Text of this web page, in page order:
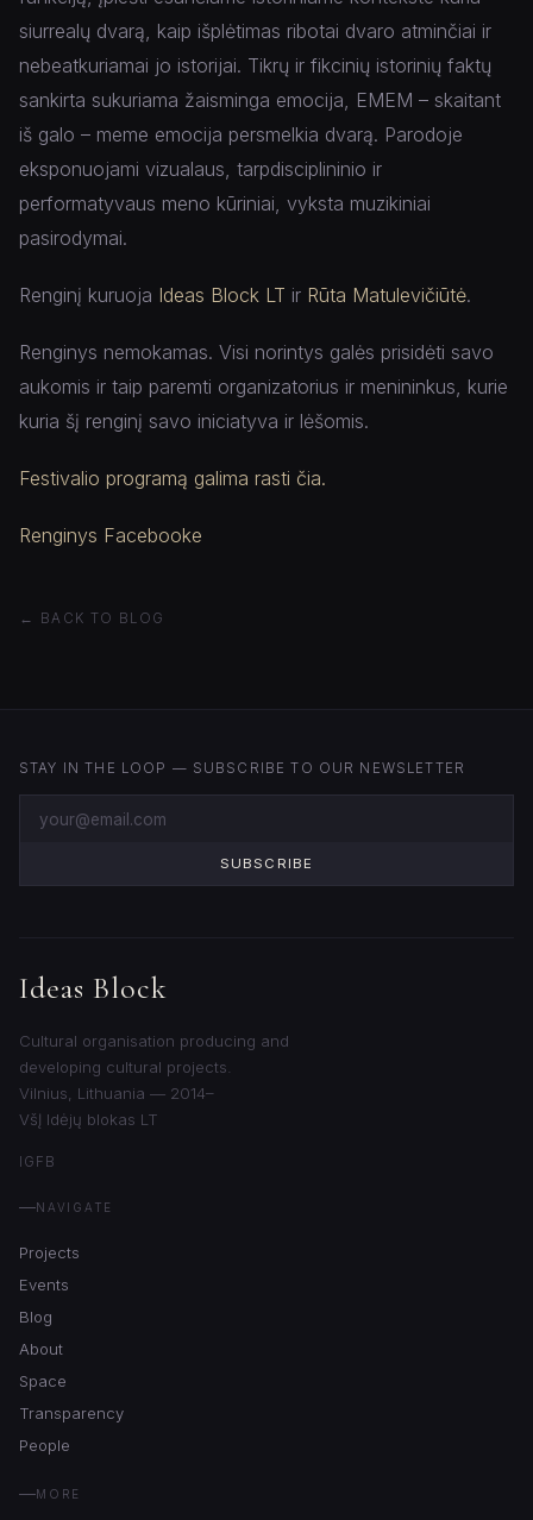
siurrealų dvarą, kaip išplėtimas ribotai dvaro atminčiai ir
nebeatkuriamai jo istorijai. Tikrų ir fikcinių istorinių faktų
sankirta sukuriama žaisminga emocija, EMEM – skaitant
iš galo – meme emocija persmelkia dvarą. Parodoje
eksponuojami vizualaus, tarpdisciplininio ir
performatyvaus meno kūriniai, vyksta muzikiniai
pasirodymai.
Renginį kuruoja Ideas Block LT ir Rūta Matulevičiūtė.
Renginys nemokamas. Visi norintys galės prisidėti savo
aukomis ir taip paremti organizatorius ir menininkus, kurie
kuria šį renginį savo iniciatyva ir lėšomis.
Festivalio programą galima rasti čia.
Renginys Facebooke
← BACK TO BLOG
STAY IN THE LOOP — SUBSCRIBE TO OUR NEWSLETTER
SUBSCRIBE
Ideas Block
Cultural organisation producing and
developing cultural projects.
Vilnius, Lithuania — 2014–
VšĮ Idėjų blokas LT
IG FB
NAVIGATE
Projects
Events
Blog
About
Space
Transparency
People
MORE